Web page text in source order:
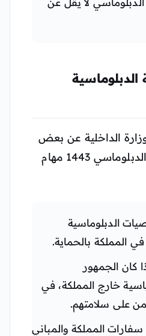
الداخلية عن بعض
المهام ، فقدم الأمن الدبلوماسي 1443 مهام
الدبلوماسية
المملكة بالحماية.
كان الجمهور
خارج المملكة، في
على سلامتهم.
المملكة والمباني